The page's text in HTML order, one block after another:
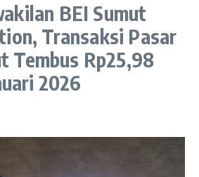
BEI Sumut
Transaksi Pasar
Tembus Rp25,98
2026